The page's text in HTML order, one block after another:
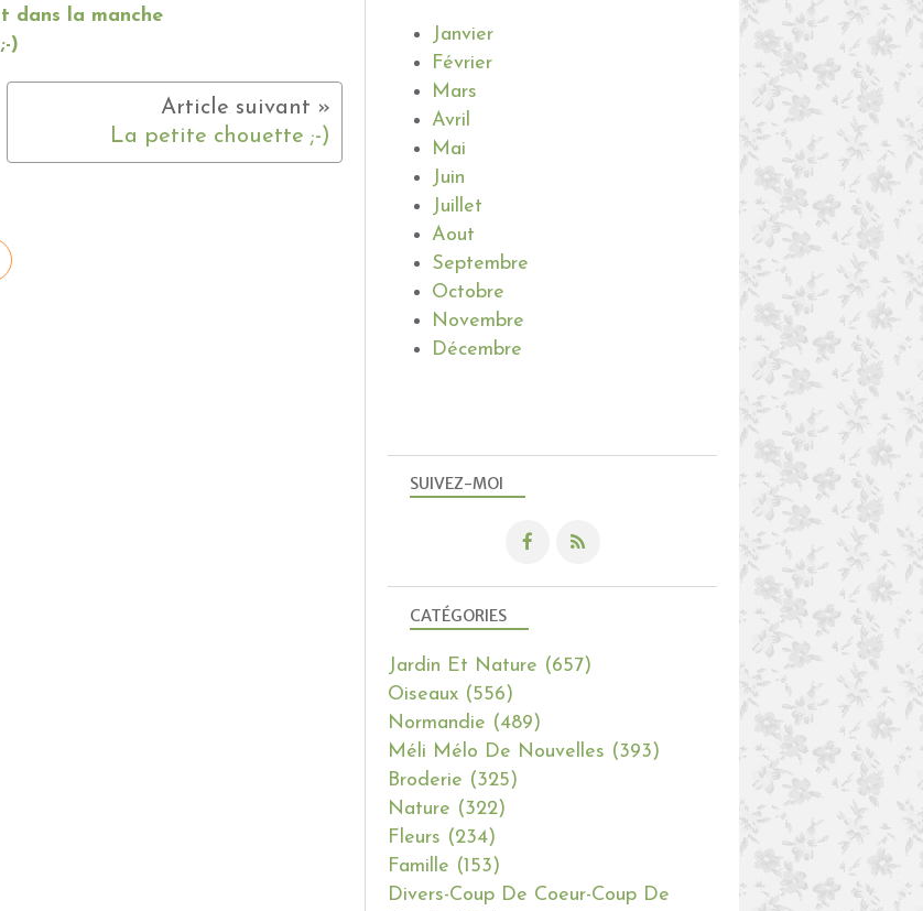
t dans la manche
;-)
La petite chouette ;-)
SUIVEZ-MOI
CATÉGORIES
Jardin Et Nature (657)
Oiseaux (556)
Normandie (489)
Méli Mélo De Nouvelles (393)
Broderie (325)
Nature (322)
Fleurs (234)
Famille (153)
Divers-Coup De Coeur-Coup De
Janvier
Février
Mars
Avril
Mai
Juin
Juillet
Aout
Septembre
Octobre
Novembre
Décembre